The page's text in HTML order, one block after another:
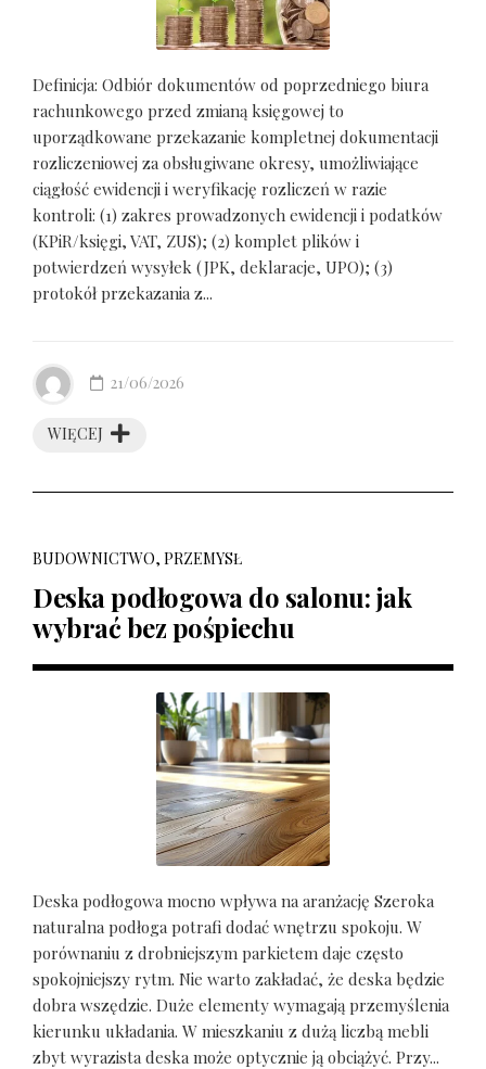
Definicja: Odbiór dokumentów od poprzedniego biura
rachunkowego przed zmianą księgowej to
uporządkowane przekazanie kompletnej dokumentacji
rozliczeniowej za obsługiwane okresy, umożliwiające
ciągłość ewidencji i weryfikację rozliczeń w razie
kontroli: (1) zakres prowadzonych ewidencji i podatków
(KPiR/księgi, VAT, ZUS); (2) komplet plików i
potwierdzeń wysyłek (JPK, deklaracje, UPO); (3)
protokół przekazania z...
WIĘCEJ
21/06/2026
BUDOWNICTWO, PRZEMYSŁ
Deska podłogowa do salonu: jak
wybrać bez pośpiechu
Deska podłogowa mocno wpływa na aranżację Szeroka
naturalna podłoga potrafi dodać wnętrzu spokoju. W
porównaniu z drobniejszym parkietem daje często
spokojniejszy rytm. Nie warto zakładać, że deska będzie
dobra wszędzie. Duże elementy wymagają przemyślenia
kierunku układania. W mieszkaniu z dużą liczbą mebli
zbyt wyrazista deska może optycznie ją obciążyć. Przy...